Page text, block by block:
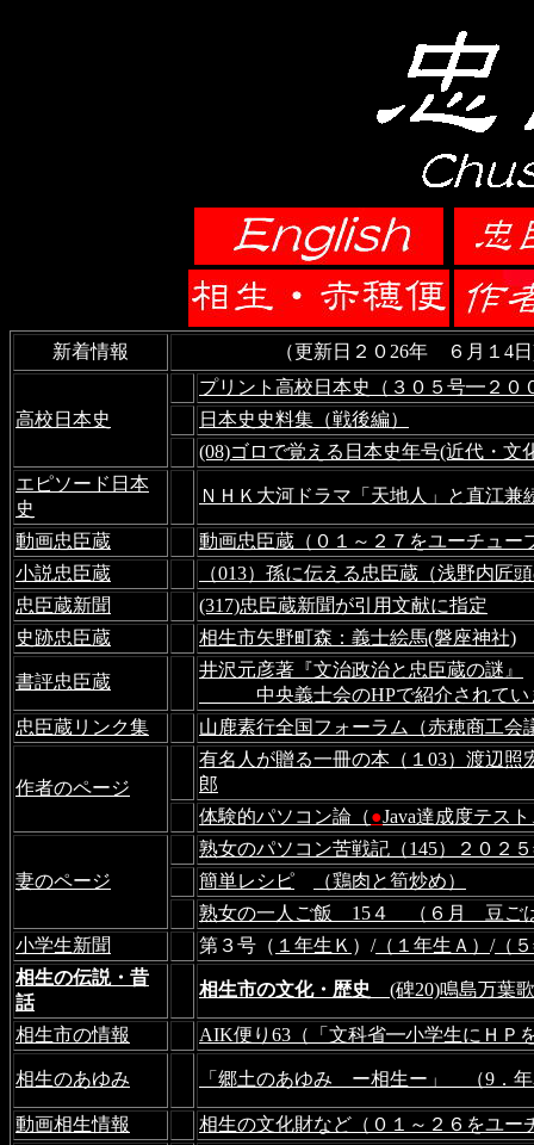
新着情報 （更新日２０26年 ６月１4
高校日本史
プリント高校日本史（３０５号━２０
日本史史料集（戦後編）
(08)ゴロで覚える日本史年号(近代・文
エピソード日本
史
ＮＨＫ大河ドラマ「天地人」と直江兼
動画忠臣蔵
動画忠臣蔵（０１～２７をユーチュ
小説忠臣蔵
（013）孫に伝える忠臣蔵（浅野内匠
忠臣蔵新聞
(317)忠臣蔵新聞が引用文献に指定
史跡忠臣蔵
相生市矢野町森：義士絵馬(磐座神社)
書評忠臣蔵
井沢元彦著『文治政治と忠臣蔵の謎』
中央義士会のHPで紹介されてい
忠臣蔵リンク集
山鹿素行全国フォーラム（赤穂商工会
作者のページ
有名人が贈る一冊の本（１03）渡辺照
郎
体験的パソコン論（●Java達成度テス
妻のページ
熟女のパソコン苦戦記（145）２０２
簡単レシピ
（鶏肉と筍炒め）
熟女の一人ご飯 15４ （６月 豆
小学生新聞
第３号（ １年生Ｋ ）/（１年生Ａ） /（
相生の伝説・昔
話
相生市の文化・歴史 (碑20)鳴島万葉
相生市の情報 AIK便り63（「文科省━小学生にＨＰ
相生のあゆみ 「郷土のあゆみ ー相生ー」 （9．
動画相生情報
相生の文化財など（０１～２６をユ